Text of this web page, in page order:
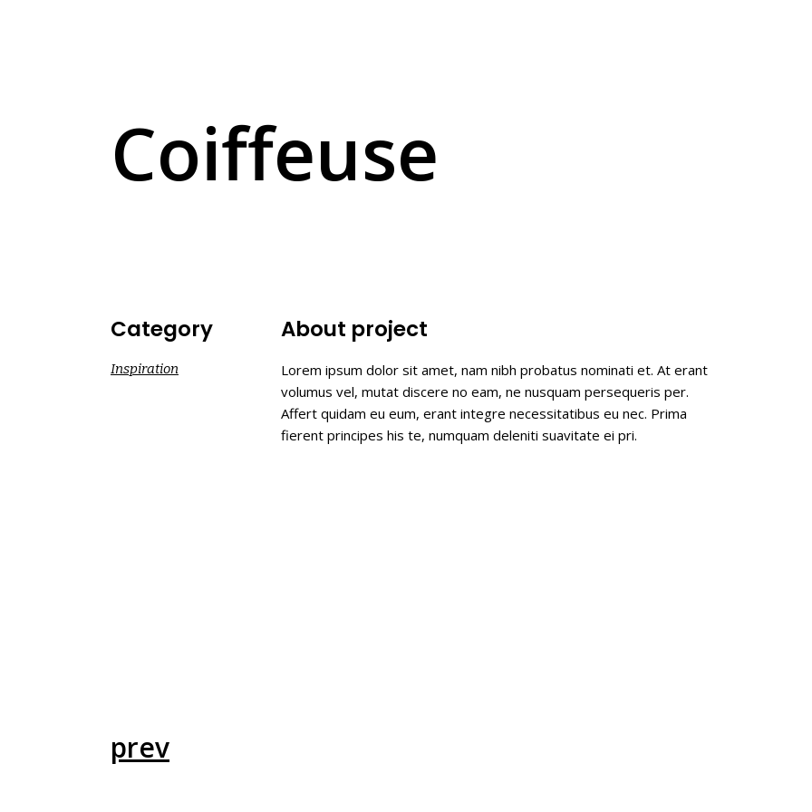
Coiffeuse
Category
Inspiration
About project
Lorem ipsum dolor sit amet, nam nibh probatus nominati et. At erant
volumus vel, mutat discere no eam, ne nusquam persequeris per.
Affert quidam eu eum, erant integre necessitatibus eu nec. Prima
fierent principes his te, numquam deleniti suavitate ei pri.
prev